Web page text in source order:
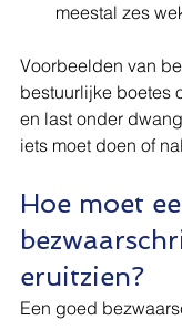
meestal zes
Voorbeelden van
bestuurlijke boetes
en last onder
iets moet doen of
Hoe moet
eruitzien?
Een goed